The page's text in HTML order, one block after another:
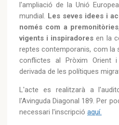
l'ampliació de la Unió
mundial. Les seves idees i
només com a
vigents i inspiradores en la
reptes contemporanis, com la
conflictes al Pròxim Orient
derivada de les polítiques
L'acte es realitzarà a
l'Avinguda Diagonal 189. Per
necessari l'inscripció aquí.